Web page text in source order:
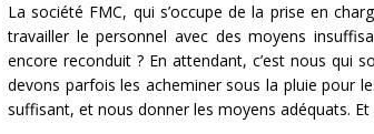
La société FMC, qui s’occupe de la prise en
travailler le personnel avec des moyens
encore reconduit ? En attendant, c’est nous qui
devons parfois les acheminer sous la pluie pour
suffisant, et nous donner les moyens adéquats.